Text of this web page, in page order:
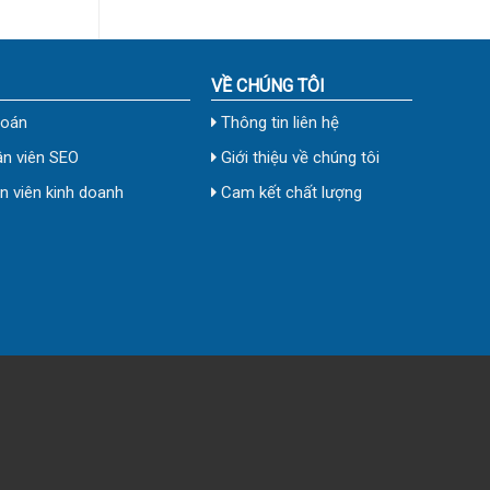
viên SEO
viên kinh doanh
VỀ CHÚNG TÔI
Thông tin liên hệ
Giới thiệu về chúng tôi
Cam kết chất lượng